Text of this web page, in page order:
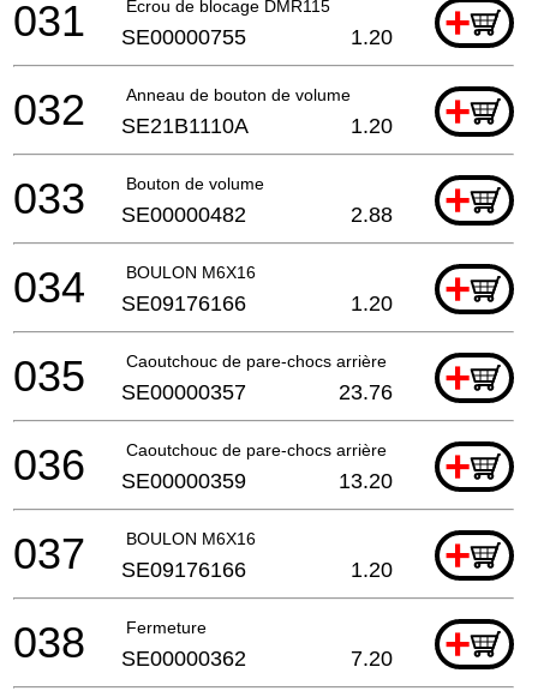
Écrou de blocage DMR115 +
031 SE00000755 1.20
Anneau de bouton de volume +
032 SE21B1110A 1.20
Bouton de volume +
033 SE00000482 2.88
BOULON M6X16 +
034 SE09176166 1.20
Caoutchouc de pare-chocs arrière +
035 SE00000357 23.76
Caoutchouc de pare-chocs arrière +
036 SE00000359 13.20
BOULON M6X16 +
037 SE09176166 1.20
Fermeture +
038 SE00000362 7.20